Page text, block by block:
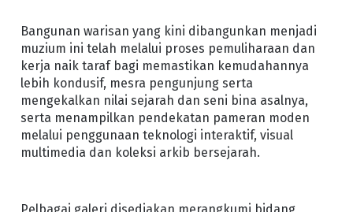
Bangunan warisan yang kini dibangunkan menjadi
muzium ini telah melalui proses pemuliharaan dan
kerja naik taraf bagi memastikan kemudahannya
lebih kondusif, mesra pengunjung serta
mengekalkan nilai sejarah dan seni bina asalnya,
serta menampilkan pendekatan pameran moden
melalui penggunaan teknologi interaktif, visual
multimedia dan koleksi arkib bersejarah.
Pelbagai galeri disediakan merangkumi bidang